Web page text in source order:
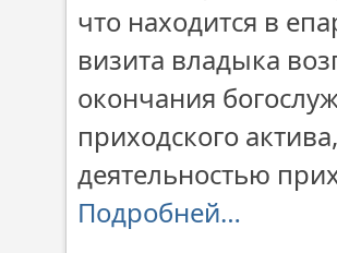
что находится в
визита владыка
окончания
приходского
деятельностью
Подробней…